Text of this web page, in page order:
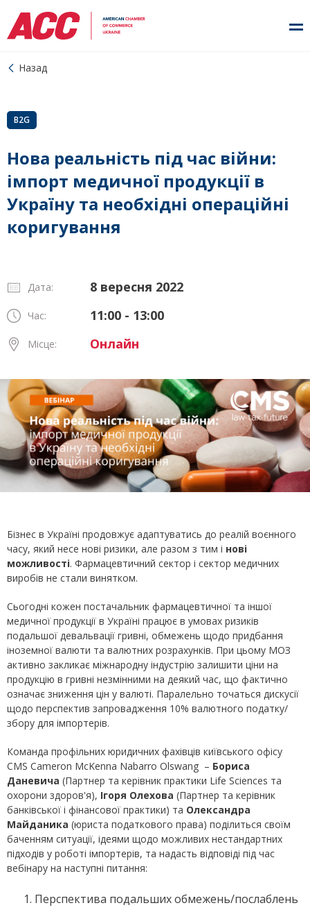
Назад
B2G
Нова реальність під час війни:
імпорт медичної продукції в
Україну та необхідні операційні
коригування
Дата: 8 вересня 2022
Час: 11:00 - 13:00
Місце: Онлайн
Бізнес в Україні продовжує адаптуватись до реалій воєнного
часу, який несе нові ризики, але разом з тим і нові
можливості. Фармацевтичний сектор і сектор медичних
виробів не стали винятком.
Сьогодні кожен постачальник фармацевтичної та іншої
медичної продукції в Україні працює в умовах ризиків
подальшої девальвації гривні, обмежень щодо придбання
іноземної валюти та валютних розрахунків. При цьому МОЗ
активно закликає міжнародну індустрію залишити ціни на
продукцію в гривні незмінними на деякий час, що фактично
означає зниження цін у валюті. Паралельно точаться дискусії
щодо перспектив запровадження 10% валютного податку/
збору для імпортерів.
Команда профільних юридичних фахівців київського офісу
CMS Cameron McKenna Nabarro Olswang – Бориса
Даневича (Партнер та керівник практики Life Sciences та
охорони здоров'я), Ігоря Олехова (Партнер та керівник
банківської і фінансової практики) та Олександра
Майданика (юриста податкового права) поділиться своїм
баченням ситуації, ідеями щодо можливих нестандартних
підходів у роботі імпортерів, та надасть відповіді під час
вебінару на наступні питання:
Перспектива подальших обмежень/послаблень